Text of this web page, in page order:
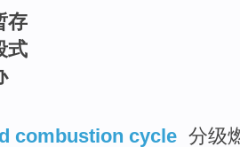
存
式
combustion cycle 分级